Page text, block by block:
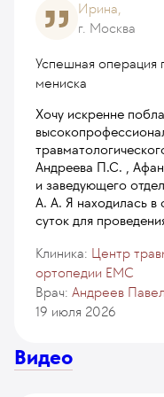
последующей
уровень
Ирина,
г. Москва
Успешная операция
мениска
Хочу искренне
Андреева П.С. ,
и заведующего
А. А. Я находилась в
суток для
Клиника: Центр
ортопедии EMC
Врач: Андреев Павел
19 июля 2026
Видео